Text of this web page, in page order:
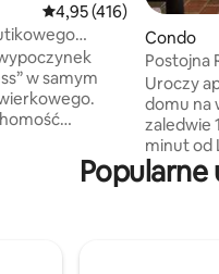
Średnia ocena: 4,95 na
4,95 (416)
w samym
domku
Condo
Postojna
Uroczy
domu na
zaledwie
minut od
urokiem,
Popularne